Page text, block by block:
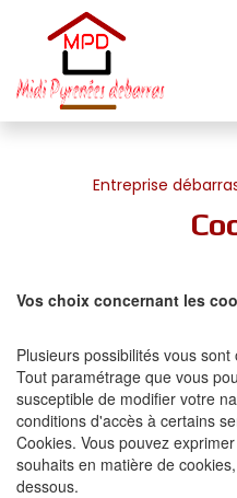
Entreprise
Vos choix concernant les
Plusieurs possibilités vous
Tout paramétrage que vous
susceptible de modifier votre
conditions d'accès à certains
Cookies. Vous pouvez
souhaits en matière de
dessous.
Panneau de gestion des cookies